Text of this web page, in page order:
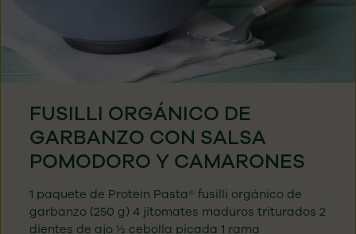
FUSILLI ORGÁNICO DE
GARBANZO CON SALSA
POMODORO Y CAMARONES
1 paquete de Protein Pasta® fusilli orgánico de
garbanzo (250 g) 4 jitomates maduros triturados 2
dientes de ajo ½ cebolla picada 1 rama